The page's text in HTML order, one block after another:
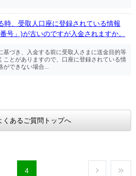
時、受取人口座に登録されている情報
号」)が古いのですが入金されますか。
基づき、入金する前に受取人さまに送金目的等
ことがありますので、口座に登録されている情
ができない場合...
くあるご質問トップへ
4